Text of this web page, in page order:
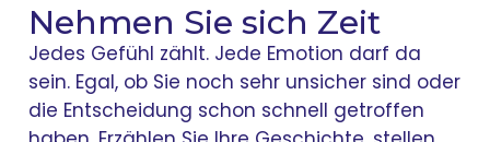
Nehmen Sie sich Zeit
Jedes Gefühl zählt. Jede Emotion darf da
sein. Egal, ob Sie noch sehr unsicher sind oder
die Entscheidung schon schnell getroffen